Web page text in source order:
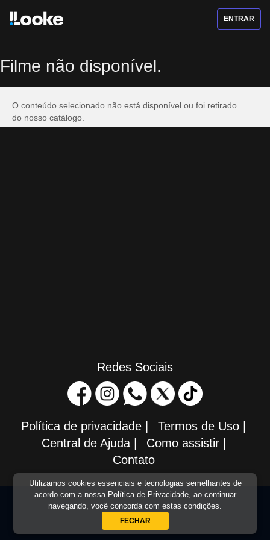
Utilizamos cookies essenciais e tecnologias semelhantes de
acordo com a nossa Política de Privacidade, ao continuar
navegando, você concorda com estas condições.
FECHAR
ENTRAR
Filme não disponível.
O conteúdo selecionado não está disponível ou foi retirado
do nosso catálogo.
Redes Sociais
Política de privacidade Termos de Uso
Central de Ajuda
Como assistir
Contato